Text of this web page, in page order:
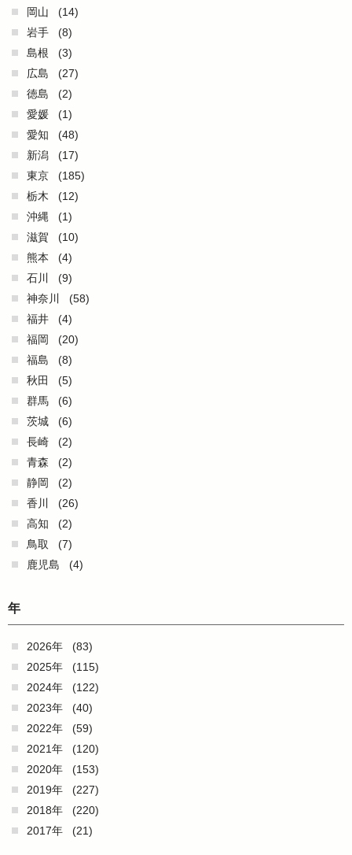
岡山
(14)
岩手
(8)
島根
(3)
広島
(27)
徳島
(2)
愛媛
(1)
愛知
(48)
新潟
(17)
東京
(185)
栃木
(12)
沖縄
(1)
滋賀
(10)
熊本
(4)
石川
(9)
神奈川
(58)
福井
(4)
福岡
(20)
福島
(8)
秋田
(5)
群馬
(6)
茨城
(6)
長崎
(2)
青森
(2)
静岡
(2)
香川
(26)
高知
(2)
鳥取
(7)
鹿児島
(4)
年
2026年
(83)
2025年
(115)
2024年
(122)
2023年
(40)
2022年
(59)
2021年
(120)
2020年
(153)
2019年
(227)
2018年
(220)
2017年
(21)